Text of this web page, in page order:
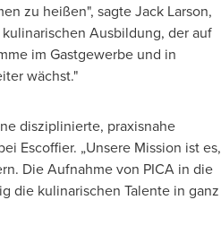
zu heißen", sagte Jack Larson,
Ausbildung, der auf
im Gastgewerbe und in
wächst."
disziplinierte, praxisnahe
Escoffier. „Unsere Mission ist es,
Die Aufnahme von PICA in die
die kulinarischen Talente in ganz